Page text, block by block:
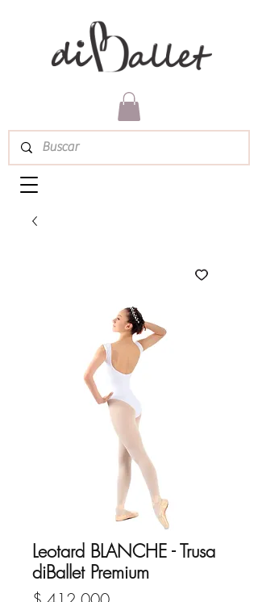
Leotard BLANCHE - Trusa
diBallet Premium